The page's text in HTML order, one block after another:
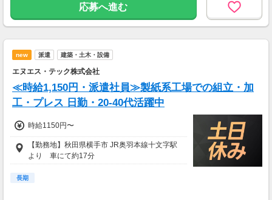
応募へ進む
new 派遣 建築・土木・設備
エヌエス・テック株式会社
≪時給1,150円・派遣社員≫製紙系工場での組立・加
工・プレス 日勤・20-40代活躍中
時給1150円〜
【勤務地】秋田県横手市 JR奥羽本線十文字駅
より 車にて約17分
長期